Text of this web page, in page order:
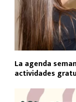
La agenda
actividades